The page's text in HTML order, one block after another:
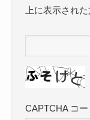
上に表示された
CAPTCHA コー